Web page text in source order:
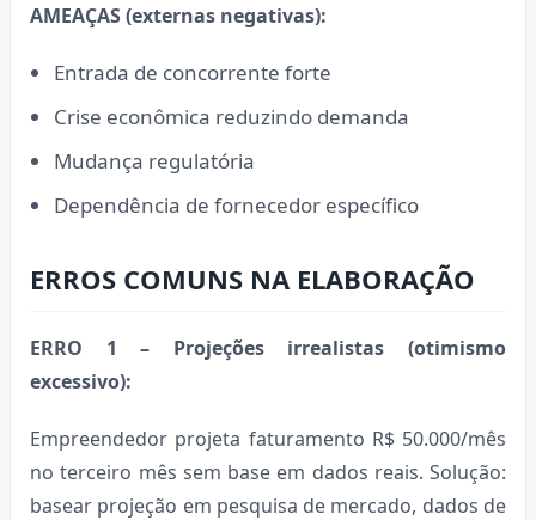
AMEAÇAS (externas negativas):
Entrada de concorrente forte
Crise econômica reduzindo demanda
Mudança regulatória
Dependência de fornecedor específico
ERROS COMUNS NA ELABORAÇÃO
ERRO 1 – Projeções irrealistas (otimismo
excessivo):
Empreendedor projeta faturamento R$ 50.000/mês
no terceiro mês sem base em dados reais. Solução:
basear projeção em pesquisa de mercado, dados de